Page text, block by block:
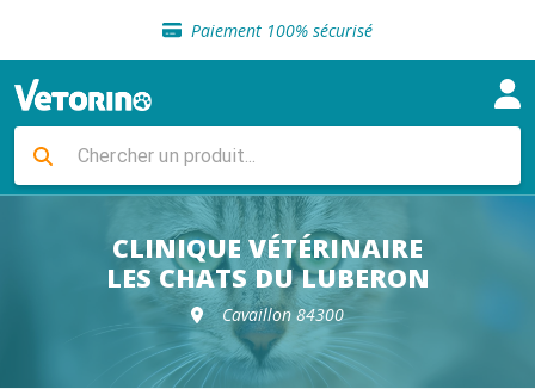
Paiement 100% sécurisé
Livraison gratuite en clinique vétérinaire
Sélection de croquettes vétérinaire
Livraison gratuite en clinique vétérinaire
Retour gratuit en clinique
Sélection de croquettes vétérinaire
CLINIQUE VÉTÉRINAIRE
LES CHATS DU LUBERON
Cavaillon 84300